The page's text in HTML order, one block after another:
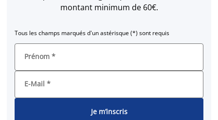
montant minimum de 60€.
Tous les champs marqués d'un astérisque (*) sont requis
Prénom *
E-Mail *
Je m’inscris